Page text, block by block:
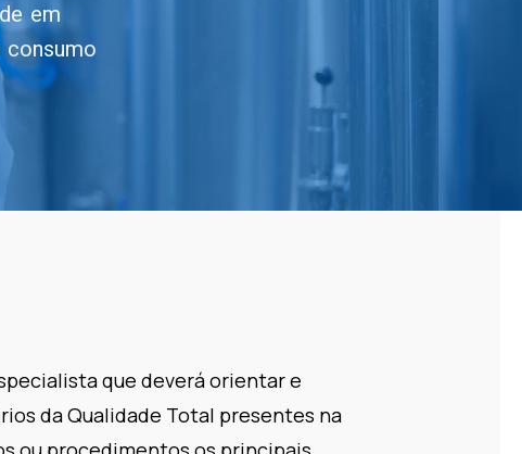
em
que deverá orientar e
da Qualidade Total presentes na